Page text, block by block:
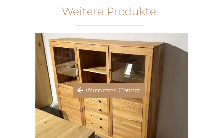
Weitere Produkte
Wimmer Casera